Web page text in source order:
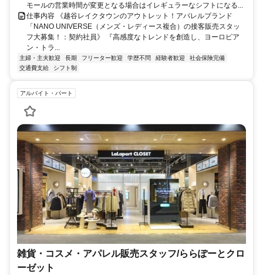
モールの営業時間が変更となる場合はイレギュラーなシフトになる...
仕事内容 《越谷レイクタウンのアウトレット！アパレルブランド
「NANO UNIVERSE（メンズ・レディース複合）の接客販売スタッ
フ大募集！：契約社員》 『高感度なトレンドを創造し、ヨーロピア
ン・トラ...
主婦・主夫歓迎 長期 フリーター歓迎 学歴不問 経験者歓迎
社会保険完備
交通費支給
シフト制
アルバイト・パート
雑貨・コスメ・アパレル販売スタッフ/ららぽーとクロ
ーゼット